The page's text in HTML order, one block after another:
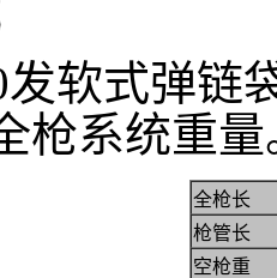
发软式弹链
枪系统重量
全枪长
枪管长
空枪重